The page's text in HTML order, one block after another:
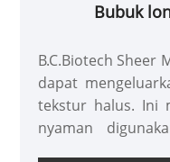
Bubuk
B.C.Biotech Sheer
dapat
tekstur halus. Ini
nyaman